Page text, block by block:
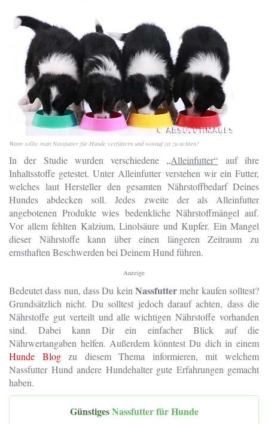
Wann sollte man Nassfutter für Hunde verfüttern und worauf ist zu achten?
In der Studie wurden verschiedene „Alleinfutter“ auf ihre
Inhaltsstoffe getestet. Unter Alleinfutter verstehen wir ein Futter,
welches laut Hersteller den gesamten Nährstoffbedarf Deines
Hundes abdecken soll. Jedes zweite der als Alleinfutter
angebotenen Produkte wies bedenkliche Nährstoffmängel auf.
Vor allem fehlten Kalzium, Linolsäure und Kupfer. Ein Mangel
dieser Nährstoffe kann über einen längeren Zeitraum zu
ernsthaften Beschwerden bei Deinem Hund führen.
Anzeige
Bedeutet dass nun, dass Du keinNassfuttermehr kaufen solltest?
Grundsätzlich nicht. Du solltest jedoch darauf achten, dass die
Nährstoffe gut verteilt und alle wichtigen Nährstoffe vorhanden
sind. Dabei kann Dir ein einfacher Blick auf die
Nährwertangaben helfen. Außerdem könntest Du dich in einem
Hunde Blogzu diesem Thema informieren, mit welchem
Nassfutter Hund andere Hundehalter gute Erfahrungen gemacht
haben.
GünstigesNassfutter für Hunde